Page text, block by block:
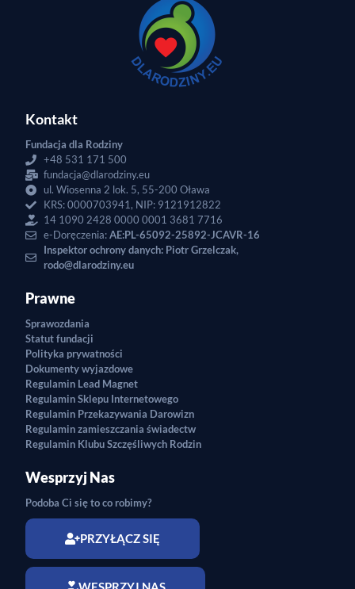
Kontakt
Fundacja dla Rodziny
+48 531 171 500
fundacja@dlarodziny.eu
ul. Wiosenna 2 lok. 5, 55-200 Oława
KRS: 0000703941, NIP: 9121912822
14 1090 2428 0000 0001 3681 7716
e-Doręczenia:AE:PL-65092-25892-JCAVR-16
Inspektor ochrony danych: Piotr Grzelczak,
rodo@dlarodziny.eu
Prawne
Sprawozdania
Statut fundacji
Polityka prywatności
Dokumenty wyjazdowe
Regulamin Lead Magnet
Regulamin Sklepu Internetowego
Regulamin Przekazywania Darowizn
Regulamin zamieszczania świadectw
Regulamin Klubu Szczęśliwych Rodzin
Wesprzyj Nas
Podoba Ci się to co robimy?
PRZYŁĄCZ SIĘ